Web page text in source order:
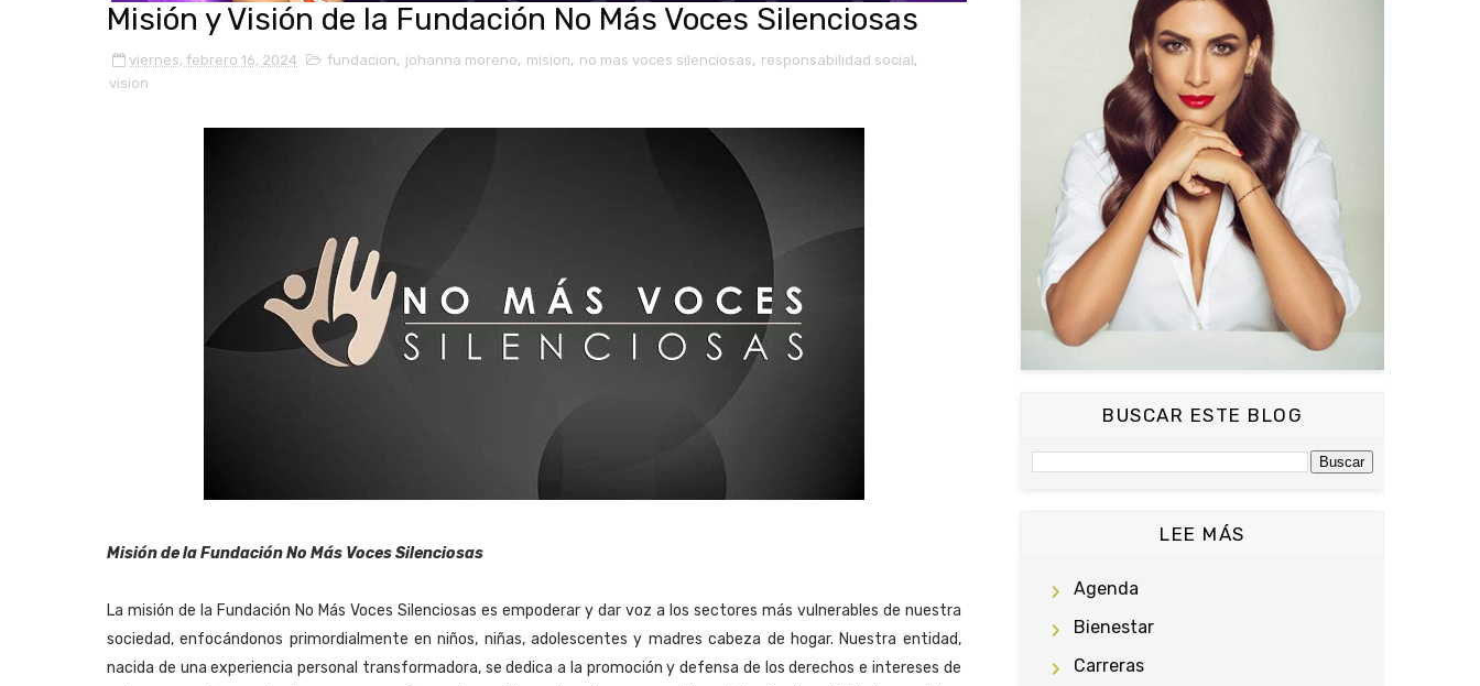
Misión y Visión de la Fundación No Más Voces Silenciosas
viernes, febrero 16, 2024 fundacion, johanna moreno, mision, no mas voces silenciosas, responsabilidad social,
vision
Misión de la Fundación No Más Voces Silenciosas
La misión de la Fundación No Más Voces Silenciosas es empoderar y dar voz a los sectores más vulnerables de nuestra
sociedad, enfocándonos primordialmente en niños, niñas, adolescentes y madres cabeza de hogar. Nuestra entidad,
nacida de una experiencia personal transformadora, se dedica a la promoción y defensa de los derechos e intereses de
BUSCAR ESTE BLOG
LEE MÁS
Agenda
Bienestar
Carreras